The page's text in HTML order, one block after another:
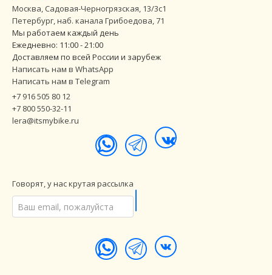
Москва, Садовая-Черногрязская, 13/3с1
Петербург,наб. канала Грибоедова, 71
Мы работаем каждый день
Ежедневно: 11:00 - 21:00
Доставляем по всей России и зарубеж
Написать нам в WhatsApp
Написать нам в Telegram
+7 916 505 80 12
+7 800 550-32-11
lera@itsmybike.ru
Говорят, у нас крутая рассылка